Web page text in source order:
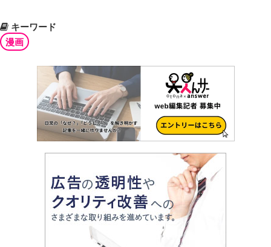
キーワード
漫画